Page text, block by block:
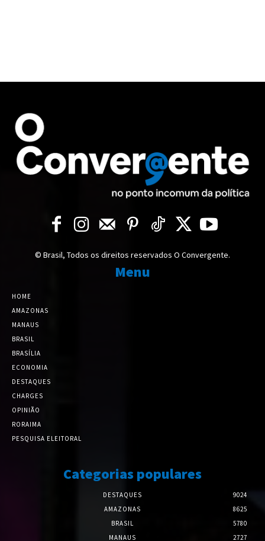
© Brasil, Todos os direitos reservados O Convergente.
Menu
HOME
AMAZONAS
MANAUS
BRASIL
BRASÍLIA
ECONOMIA
DESTAQUES
CHARGES
OPINIÃO
RORAIMA
PESQUISA ELEITORAL
Categorias populares
DESTAQUES
9024
AMAZONAS
8625
BRASIL
5780
MANAUS
2727